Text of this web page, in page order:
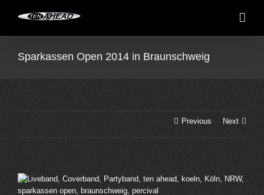
Sparkassen Open 2014 in Braunschweig
Previous Next
View
Larger